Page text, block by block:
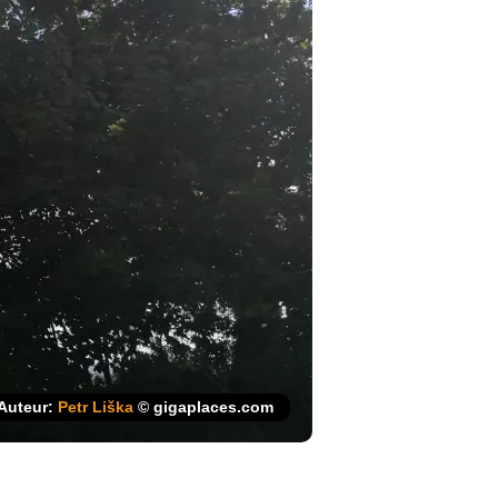
Petr Liška © gigaplaces.com